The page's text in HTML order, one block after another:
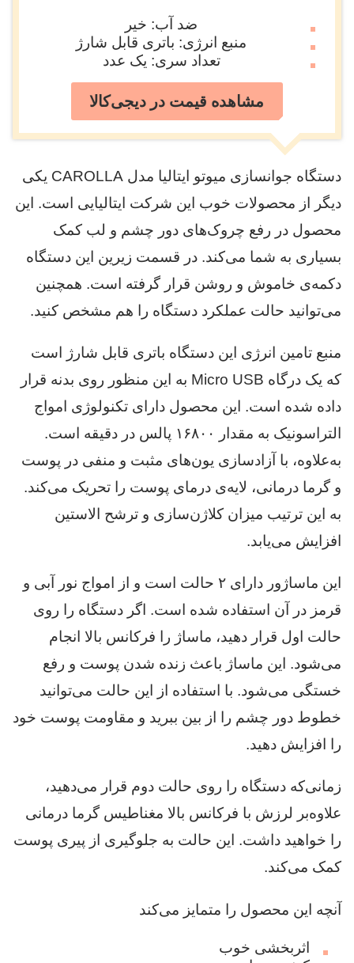
ضد آب: خیر
منبع انرژی: باتری قابل شارژ
تعداد سری: یک عدد
مشاهده قیمت در دیجی‌کالا
دستگاه جوانسازی میوتو ایتالیا مدل CAROLLA یکی
دیگر از محصولات خوب این شرکت ایتالیایی است. این
محصول در رفع چروک‌های دور چشم و لب کمک
بسیاری به شما می‌کند. در قسمت زیرین این دستگاه
دکمه‌ی خاموش و روشن قرار گرفته است. همچنین
می‌توانید حالت عملکرد دستگاه را هم مشخص کنید.
منبع تامین انرژی این دستگاه باتری قابل شارژ است
که یک درگاه Micro USB به این منظور روی بدنه قرار
داده شده است. این محصول دارای تکنولوژی امواج
التراسونیک به مقدار ۱۶۸۰۰ پالس در دقیقه است.
به‌علاوه، با آزادسازی یون‌های مثبت و منفی در پوست
و گرما درمانی، لایه‌ی درمای پوست را تحریک می‌کند.
به این ترتیب میزان کلاژن‌سازی و ترشح الاستین
افزایش می‌یابد.
این ماساژور دارای ۲ حالت است و از امواج نور آبی و
قرمز در آن استفاده شده است. اگر دستگاه را روی
حالت اول قرار دهید، ماساژ را فرکانس بالا انجام
می‌شود. این ماساژ باعث زنده شدن پوست و رفع
خستگی می‌شود. با استفاده از این حالت می‌توانید
خطوط دور چشم را از بین ببرید و مقاومت پوست خود
را افزایش دهید.
زمانی‌که دستگاه را روی حالت دوم قرار می‌دهید،
علاوه‌بر لرزش با فرکانس بالا مغناطیس گرما درمانی
را خواهید داشت. این حالت به جلوگیری از پیری پوست
کمک می‌کند.
آنچه این محصول را متمایز می‌کند
اثربخشی خوب